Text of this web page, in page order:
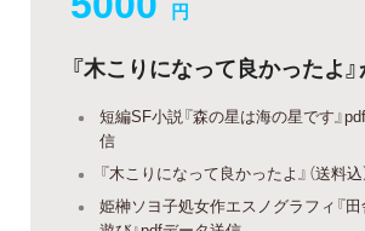
円
『木こりになって良かったよ』
短編SF小説『森の星は海の星です』
信
『木こりになって良かったよ』（送料込
姫榊ソヨ子処女作エスノグラフィ『